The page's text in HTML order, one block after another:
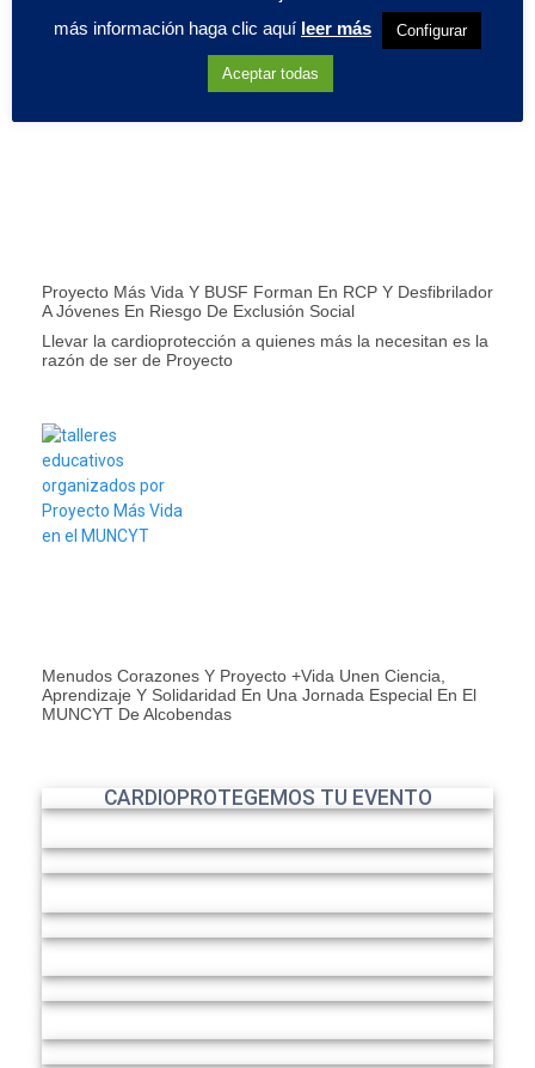
La Picón Castro Cardioprotegida: Nuestro Compromiso Un
La cardioprotección que corre con la montaña Hay cosas
Proyecto Más Vida Y BUSF Forman En RCP Y Desfibrilador
A Jóvenes En Riesgo De Exclusión Social
Llevar la cardioprotección a quienes más la necesitan es la
razón de ser de Proyecto
Menudos Corazones Y Proyecto +Vida Unen Ciencia,
Aprendizaje Y Solidaridad En Una Jornada Especial En El
MUNCYT De Alcobendas
CARDIOPROTEGEMOS TU EVENTO
más información haga clic aquí leer más Configurar
Aceptar todas